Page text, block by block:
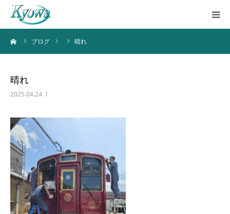
ブログ 晴れ
晴れ
2025.04.24
ホーム
ブログ
お問い合わせ
バーチャルツアー